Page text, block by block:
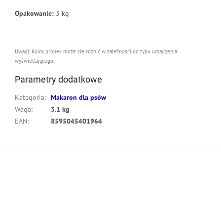
Opakowanie: 3 kg
Uwagi: Kolor próbek może się różnić w zależności od typu urządzenia
wyświetlającego.
Parametry dodatkowe
Kategoria: Makaron dla psów
Waga:
3.1 kg
EAN: 8595045401964